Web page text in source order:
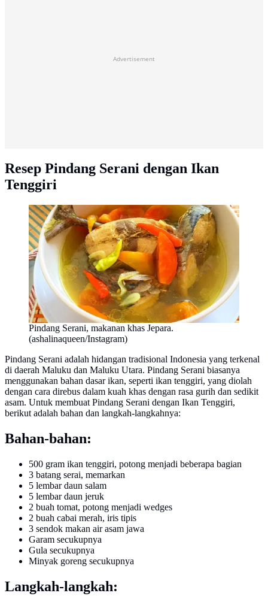
Advertisement
Resep Pindang Serani dengan Ikan
Tenggiri
Pindang Serani, makanan khas Jepara.
(ashalinaqueen/Instagram)
Pindang Serani adalah hidangan tradisional Indonesia yang terkenal
di daerah Maluku dan Maluku Utara. Pindang Serani biasanya
menggunakan bahan dasar ikan, seperti ikan tenggiri, yang diolah
dengan cara direbus dalam kuah khas dengan rasa gurih dan sedikit
asam. Untuk membuat Pindang Serani dengan Ikan Tenggiri,
berikut adalah bahan dan langkah-langkahnya:
Bahan-bahan:
500 gram ikan tenggiri, potong menjadi beberapa bagian
3 batang serai, memarkan
5 lembar daun salam
5 lembar daun jeruk
2 buah tomat, potong menjadi wedges
2 buah cabai merah, iris tipis
3 sendok makan air asam jawa
Garam secukupnya
Gula secukupnya
Minyak goreng secukupnya
Langkah-langkah: